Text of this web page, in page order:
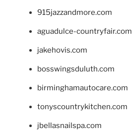
915jazzandmore.com
aguadulce-countryfair.com
jakehovis.com
bosswingsduluth.com
birminghamautocare.com
tonyscountrykitchen.com
jbellasnailspa.com